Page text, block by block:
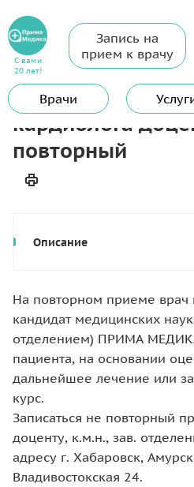
С вами
20 лет!
Запись на
прием к врачу
Врачи
Главная
Прием (осмотр, консультация)
повторный
Прием (осмотр,
кардиолога
повторный
Описание
На повторном приеме врач
кандидат медицинских
отделением) ПРИМА
пациента, на основании
дальнейшее лечение или
курс.
Записаться не повторный
доценту, к.м.н., зав.
адресу г. Хабаровск,
Владивостокская 24.